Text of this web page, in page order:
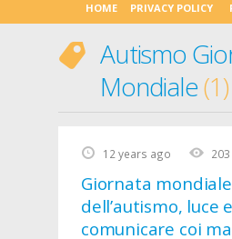
HOME PRIVACY POLICY
Autismo
Mondiale 1
12 years ago 203
Giornata mondiale
dell’autismo, luce
comunicare coi